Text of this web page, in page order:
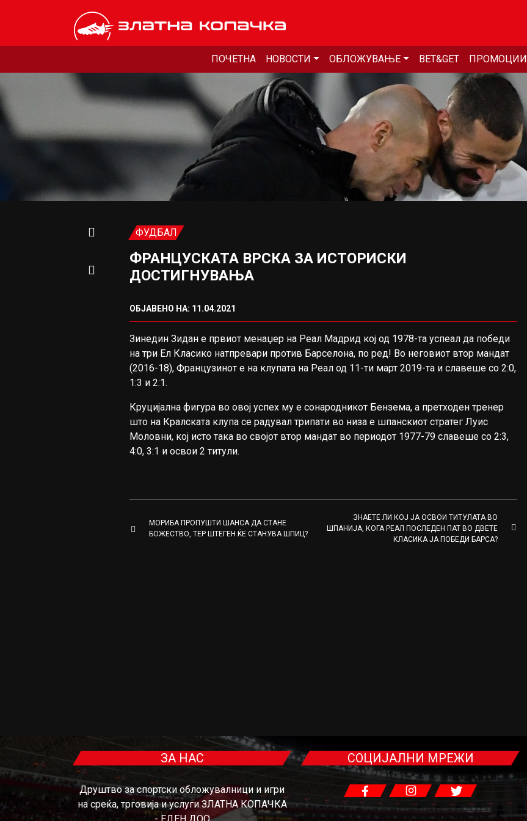
ПОЧЕТНА НОВОСТИ ОБЛОЖУВАЊЕ BET&GET ПРОМОЦИИ
ФУДБАЛ
ФРАНЦУСКАТА ВРСКА ЗА ИСТОРИСКИ
ДОСТИГНУВАЊА
ОБЈАВЕНО НА: 11.04.2021
Зинедин Зидан е првиот менаџер на Реал Мадрид кој од 1978-та успеал да победи
на три Ел Класико натпревари против Барселона, по ред! Во неговиот втор мандат
(2016-18), Французинот е на клупата на Реал од 11-ти март 2019-та и славеше со 2:0,
1:3 и 2:1.
Круцијална фигура во овој успех му е сонародникот Бензема, а претходен тренер
што на Кралската клупа се радувал трипати во низа е шпанскиот стратег Луис
Моловни, кој исто така во својот втор мандат во периодот 1977-79 славеше со 2:3,
4:0, 3:1 и освои 2 титули.
МОРИБА ПРОПУШТИ ШАНСА ДА СТАНЕ
БОЖЕСТВО, ТЕР ШТЕГЕН ЌЕ СТАНУВА ШПИЦ?
ЗНАЕТЕ ЛИ КОЈ ЈА ОСВОИ ТИТУЛАТА ВО
ШПАНИЈА, КОГА РЕАЛ ПОСЛЕДЕН ПАТ ВО ДВЕТЕ
КЛАСИКА ЈА ПОБЕДИ БАРСА?
НЕМИРНА НОЌ ВО ЗАГРЕБ: МАСОВНА
ТЕПАЧКА НА БЕД БЛУ БОЈС И ТОРЦИДА
ЗА НАС
Друштво за спортски обложувалници и игри
на среќа, трговија и услуги ЗЛАТНА КОПАЧКА
СОЦИЈАЛНИ МРЕЖИ